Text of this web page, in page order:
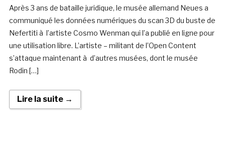
Après 3 ans de bataille juridique, le musée allemand Neues a
communiqué les données numériques du scan 3D du buste de
Nefertiti à l’artiste Cosmo Wenman qui l’a publié en ligne pour
une utilisation libre. L’artiste – militant de l’Open Content
s’attaque maintenant à d’autres musées, dont le musée
Rodin […]
Lire la suite →